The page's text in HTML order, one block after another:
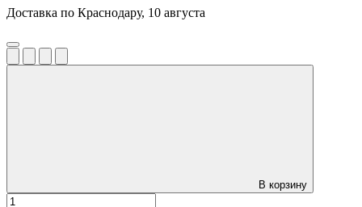
Доставка по Краснодару, 10 августа
В корзину